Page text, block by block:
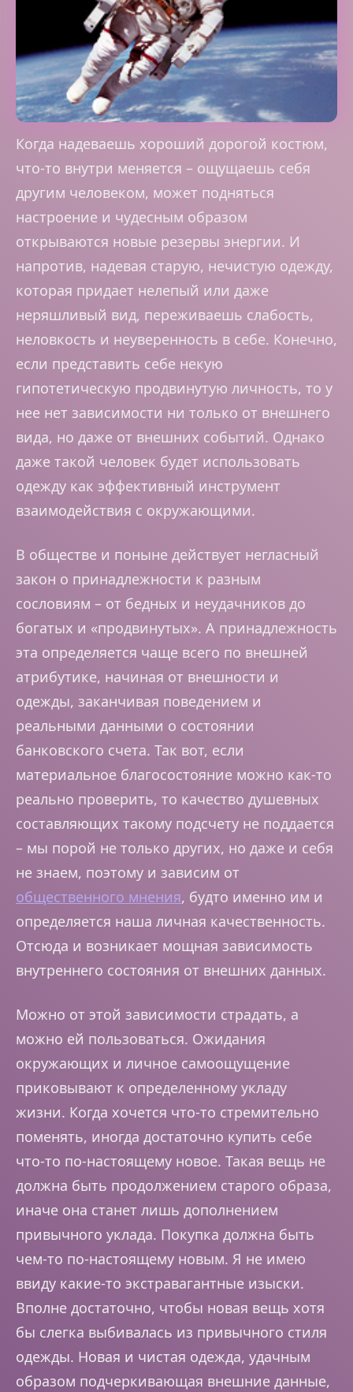
Когда надеваешь хороший дорогой костюм,
что-то внутри меняется – ощущаешь себя
другим человеком, может подняться
настроение и чудесным образом
открываются новые резервы энергии. И
напротив, надевая старую, нечистую одежду,
которая придает нелепый или даже
неряшливый вид, переживаешь слабость,
неловкость и неуверенность в себе. Конечно,
если представить себе некую
гипотетическую продвинутую личность, то у
нее нет зависимости ни только от внешнего
вида, но даже от внешних событий. Однако
даже такой человек будет использовать
одежду как эффективный инструмент
взаимодействия с окружающими.
В обществе и поныне действует негласный
закон о принадлежности к разным
сословиям – от бедных и неудачников до
богатых и «продвинутых». А принадлежность
эта определяется чаще всего по внешней
атрибутике, начиная от внешности и
одежды, заканчивая поведением и
реальными данными о состоянии
банковского счета. Так вот, если
материальное благосостояние можно как-то
реально проверить, то качество душевных
составляющих такому подсчету не поддается
– мы порой не только других, но даже и себя
не знаем, поэтому и зависим от
общественного мнения, будто именно им и
определяется наша личная качественность.
Отсюда и возникает мощная зависимость
внутреннего состояния от внешних данных.
Можно от этой зависимости страдать, а
можно ей пользоваться. Ожидания
окружающих и личное самоощущение
приковывают к определенному укладу
жизни. Когда хочется что-то стремительно
поменять, иногда достаточно купить себе
что-то по-настоящему новое. Такая вещь не
должна быть продолжением старого образа,
иначе она станет лишь дополнением
привычного уклада. Покупка должна быть
чем-то по-настоящему новым. Я не имею
ввиду какие-то экстравагантные изыски.
Вполне достаточно, чтобы новая вещь хотя
бы слегка выбивалась из привычного стиля
одежды. Новая и чистая одежда, удачным
образом подчеркивающая внешние данные,